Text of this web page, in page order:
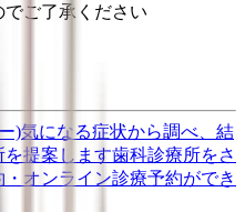
ご了承ください
)気になる症状から調べ、結
提案します歯科診療所をさ
オンライン診療予約ができ